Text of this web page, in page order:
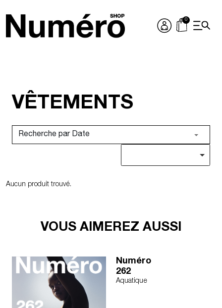
VÊTEMENTS
Aucun produit trouvé.
VOUS AIMEREZ AUSSI
Numéro
262
Aquatique